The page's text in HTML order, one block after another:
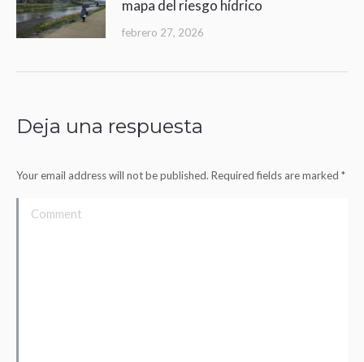
mapa del riesgo hídrico
febrero 27, 2026
Deja una respuesta
Your email address will not be published. Required fields are marked *
Comment